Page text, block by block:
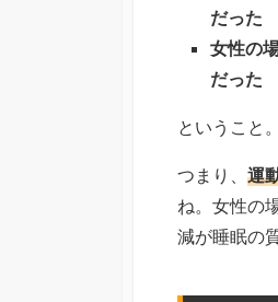
だった
女性の
だった
ということ。
つまり、 運
ね。女性の
減が睡眠の